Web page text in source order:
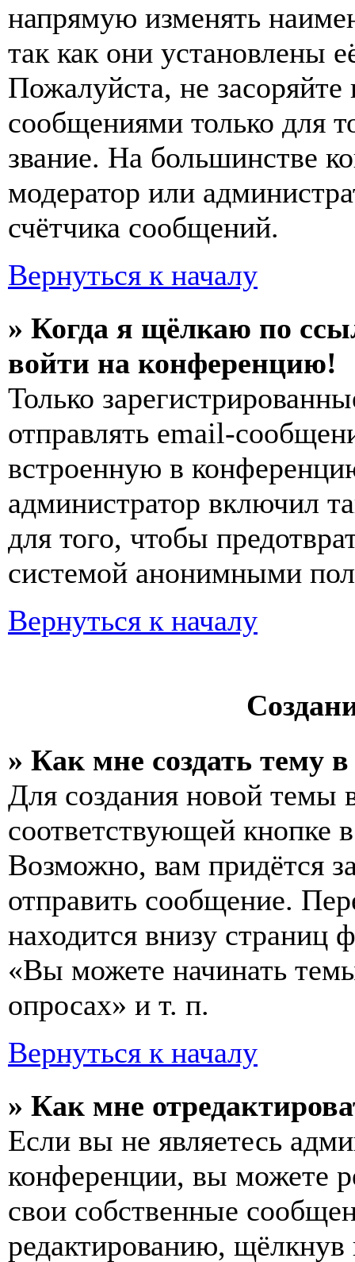
напрямую изменять
так как они установлены
Пожалуйста, не
сообщениями только для
звание. На большинстве
модератор или
счётчика сообщений.
Вернуться к началу
» Когда я щёлкаю по
войти на конференцию!
Только
отправлять email-
встроенную в
администратор включил
для того, чтобы
системой анонимными
Вернуться к началу
» Как мне создать тему
Для создания новой темы
соответствующей кнопке
Возможно, вам придётся
отправить сообщение.
находится внизу
«Вы можете начинать
опросах» и т. п.
Вернуться к началу
» Как мне
Если вы не являетесь
конференции, вы можете
свои собственные
редактированию,